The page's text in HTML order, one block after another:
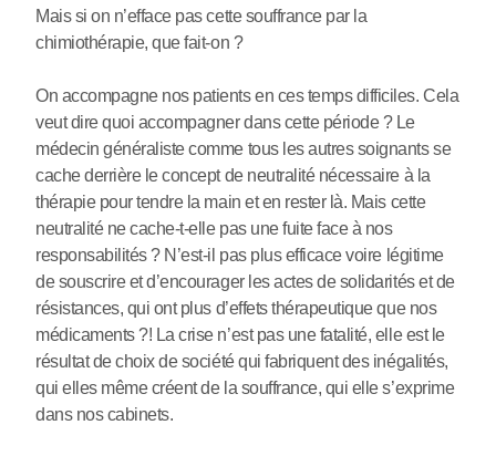
Mais si on n’efface pas cette souffrance par la
chimiothérapie, que fait-on ?
On accompagne nos patients en ces temps difficiles. Cela
veut dire quoi accompagner dans cette période ? Le
médecin généraliste comme tous les autres soignants se
cache derrière le concept de neutralité nécessaire à la
thérapie pour tendre la main et en rester là. Mais cette
neutralité ne cache-t-elle pas une fuite face à nos
responsabilités ? N’est-il pas plus efficace voire légitime
de souscrire et d’encourager les actes de solidarités et de
résistances, qui ont plus d’effets thérapeutique que nos
médicaments ?! La crise n’est pas une fatalité, elle est le
résultat de choix de société qui fabriquent des inégalités,
qui elles même créent de la souffrance, qui elle s’exprime
dans nos cabinets.